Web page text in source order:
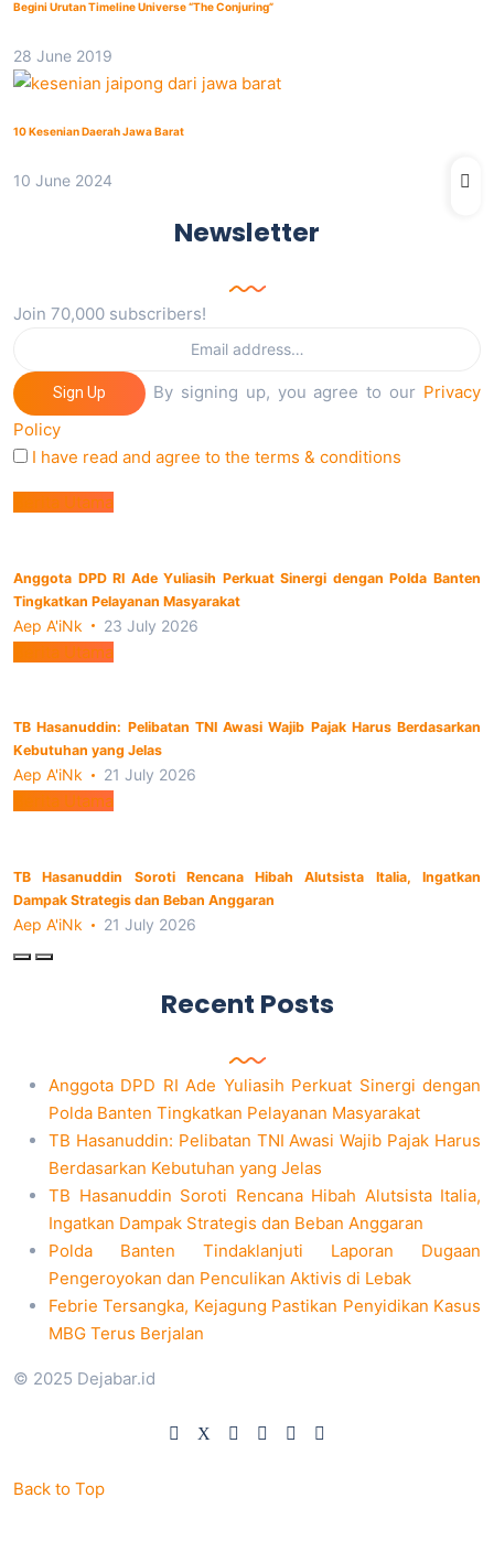
Begini Urutan Timeline Universe “The Conjuring”
28 June 2019
10 Kesenian Daerah Jawa Barat
10 June 2024
Newsletter
Join 70,000 subscribers!
Sign Up By signing up, you agree to our Privacy
Policy
I have read and agree to the terms & conditions
Berita Utama
Anggota DPD RI Ade Yuliasih Perkuat Sinergi dengan Polda Banten
Tingkatkan Pelayanan Masyarakat
Aep A'iNk 23 July 2026
Berita Utama
TB Hasanuddin: Pelibatan TNI Awasi Wajib Pajak Harus Berdasarkan
Kebutuhan yang Jelas
Aep A'iNk 21 July 2026
Berita Utama
TB Hasanuddin Soroti Rencana Hibah Alutsista Italia, Ingatkan
Dampak Strategis dan Beban Anggaran
Aep A'iNk 21 July 2026
Recent Posts
Anggota DPD RI Ade Yuliasih Perkuat Sinergi dengan
Polda Banten Tingkatkan Pelayanan Masyarakat
TB Hasanuddin: Pelibatan TNI Awasi Wajib Pajak Harus
Berdasarkan Kebutuhan yang Jelas
TB Hasanuddin Soroti Rencana Hibah Alutsista Italia,
Ingatkan Dampak Strategis dan Beban Anggaran
Polda Banten Tindaklanjuti Laporan Dugaan
Pengeroyokan dan Penculikan Aktivis di Lebak
Febrie Tersangka, Kejagung Pastikan Penyidikan Kasus
MBG Terus Berjalan
© 2025 Dejabar.id
Back to Top